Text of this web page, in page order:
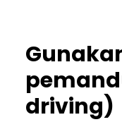
driving)